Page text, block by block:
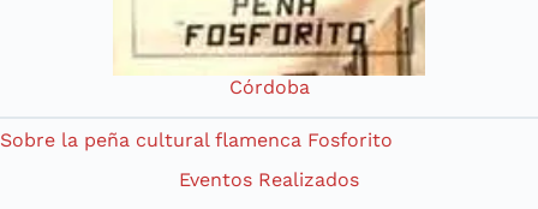
Córdoba
Sobre la peña cultural flamenca Fosforito
Eventos Realizados